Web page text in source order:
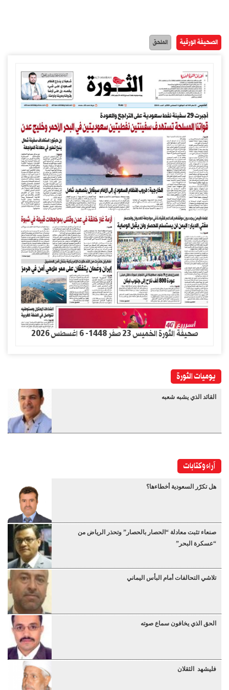
الصحيفة الورقية الملحق
صحيفة الثورة الخميس 23 صفر 1448- 6 اغسطس 2026
يوميات الثورة
القائد الذي يشبه شعبه
آراء وكتابات
هل تكرّر السعودية أخطاءها؟
صنعاء تثبت معادلة “الحصار بالحصار” وتحذر الرياض من
“عسكرة البحر”
تلاشي التحالفات أمام البأس اليماني
الحق الذي يخافون سماع صوته
فليشهد الثقلان